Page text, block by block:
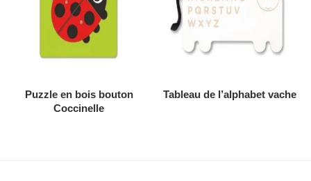
AJOUTER AU DEVIS
Puzzle en bois bouton
Coccinelle
AJOUTER AU DEVIS
Tableau de l’alphabet vache